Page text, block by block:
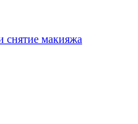
макияжа